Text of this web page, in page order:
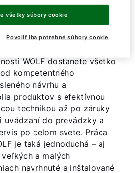
všetkých vašich
jediný partner, na ktorého
WOLF dostanete všetko
kompetentného
návrhu a
produktov s efektívnou
technikou až po záruky
uvádzaní do prevádzky a
po celom svete. Práca
je taká jednoduchá – aj
a malých
navrhnuté a inštalované
Povoliť iba potrebné súbory cookie
všetky súbory cookie